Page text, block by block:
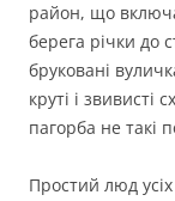
район, що
берега річки до
бруковані
круті і звивисті
пагорба не такі
Простий люд